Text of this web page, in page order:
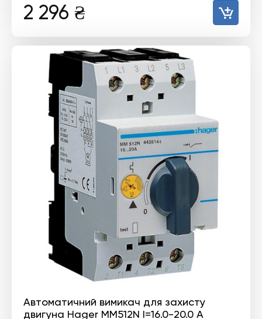
2 296 ₴
Автоматичний вимикач для захисту
двигуна Hager MM512N I=16.0-20.0 А